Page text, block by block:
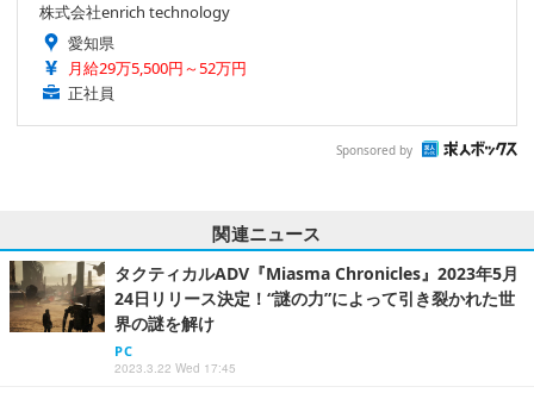
株式会社enrich technology
愛知県
月給29万5,500円～52万円
正社員
Sponsored by
関連ニュース
タクティカルADV『Miasma Chronicles』2023年5月
24日リリース決定！“謎の力”によって引き裂かれた世
界の謎を解け
PC
2023.3.22 Wed 17:45